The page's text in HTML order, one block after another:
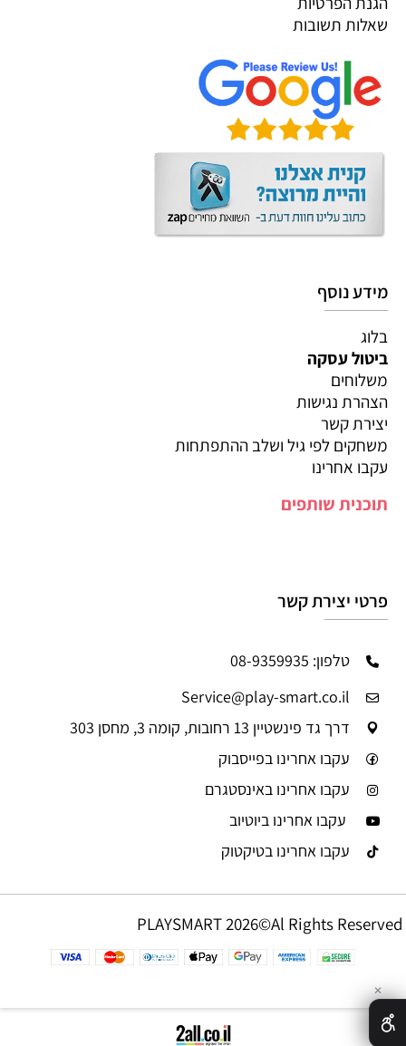
שאלות תשובות
מידע נוסף
בלוג
ביטול עסקה
משלוחים
הצהרת נגישות
יצירת קשר
משחקים לפי גיל ושלב ההתפתחות
עקבו אחרינו
תוכנית שותפים
פרטי יצירת קשר
טלפון: 08-9359935
Service@play-smart.co.il
דרך גד פינשטיין 13 רחובות, קומה 3, מחסן 303
עקבו אחרינו בפייסבוק
עקבו אחרינו באינסטגרם
עקבו אחרינו ביוטיוב
עקבו אחרינו בטיקטוק
PLAYSMART 2026©Al Rights Reserved
✕